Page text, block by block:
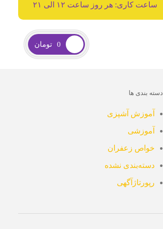
ساعت کاری: هر روز ساعت ۱۲ الی ۲۱
0 تومان
دسته بندی ها
آموزش آشپزی
آموزشی
خواص زعفران
دسته‌بندی نشده
رپورتاژآگهی